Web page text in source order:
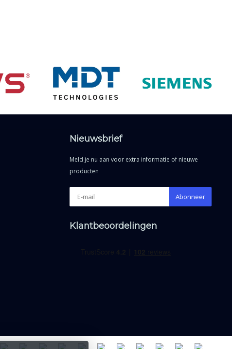
Nieuwsbrief
Meld je nu aan voor extra informatie of nieuwe
producten
Abonneer
Klantbeoordelingen